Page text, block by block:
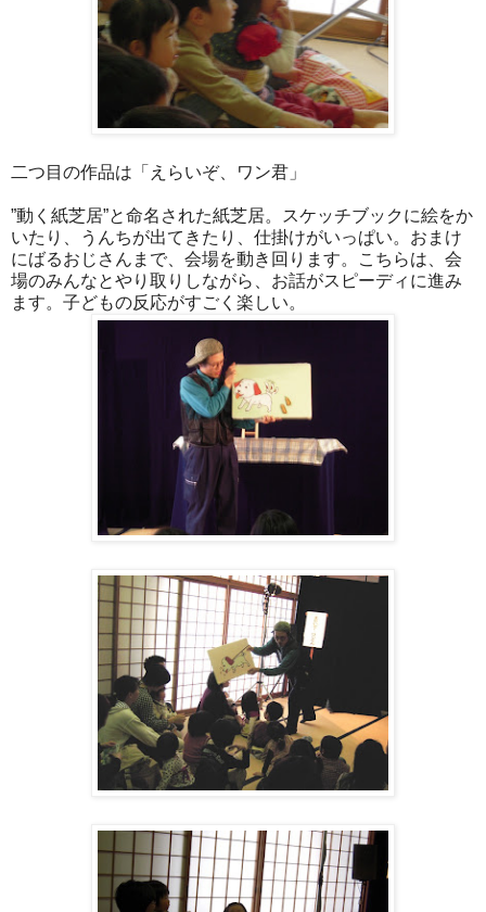
二つ目の作品は「えらいぞ、ワン君」
”動く紙芝居”と命名された紙芝居。スケッチブックに絵をか
いたり、うんちが出てきたり、仕掛けがいっぱい。おまけ
にばるおじさんまで、会場を動き回ります。こちらは、会
場のみんなとやり取りしながら、お話がスピーディに進み
ます。子どもの反応がすごく楽しい。